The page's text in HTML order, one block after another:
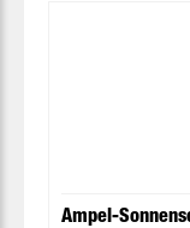
Ampel-